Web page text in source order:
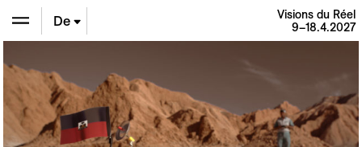
De
Fr
Visions du Réel
9–18.4.2027